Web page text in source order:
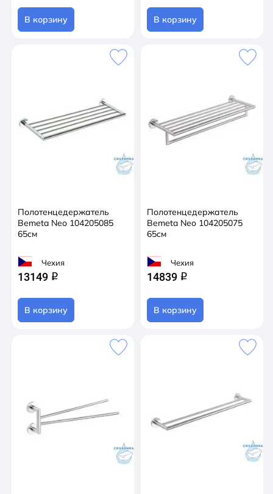
В корзину В корзину
Полотенцедержатель
Bemeta Neo 104205085
65см
Чехия
13149 q
В корзину
Полотенцедержатель
Bemeta Neo 104205075
65см
Чехия
14839 q
В корзину